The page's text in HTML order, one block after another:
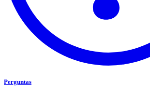
Perguntas